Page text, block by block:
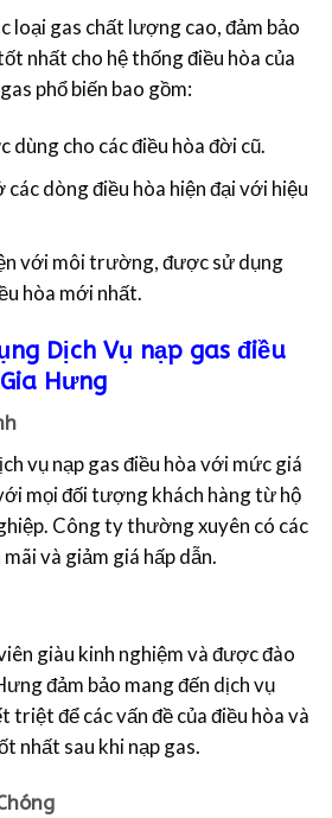
loại gas chất lượng cao, đảm bảo
nhất cho hệ thống điều hòa của
phổ biến bao gồm:
dùng cho các điều hòa đời cũ.
các dòng điều hòa hiện đại với hiệu
với môi trường, được sử dụng
hòa mới nhất.
Dịch Vụ nạp gas điều
Hưng
vụ nạp gas điều hòa với mức giá
mọi đối tượng khách hàng từ hộ
Công ty thường xuyên có các
và giảm giá hấp dẫn.
giàu kinh nghiệm và được đào
đảm bảo mang đến dịch vụ
để các vấn đề của điều hòa và
nhất sau khi nạp gas.